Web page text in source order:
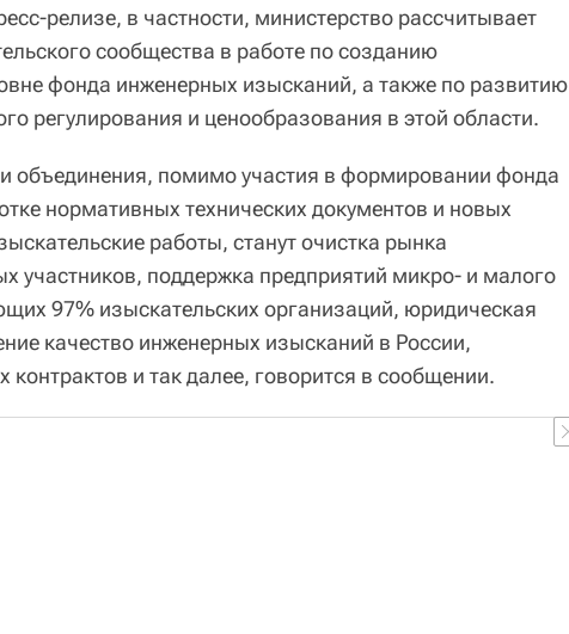
релизе, в частности, министерство рассчитывает
сообщества в работе по созданию
фонда инженерных изысканий, а также по развитию
регулирования и ценообразования в этой области.
объединения, помимо участия в формировании фонда
нормативных технических документов и новых
работы, станут очистка рынка
участников, поддержка предприятий микро- и малого
97% изыскательских организаций, юридическая
качество инженерных изысканий в России,
контрактов и так далее, говорится в сообщении.